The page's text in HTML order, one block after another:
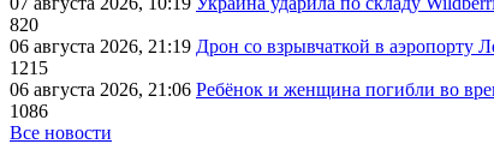
820
06 августа 2026, 21:19 Дрон со взрывчаткой в аэропорту
1215
06 августа 2026, 21:06 Ребёнок и женщина погибли во
1086
Все новости